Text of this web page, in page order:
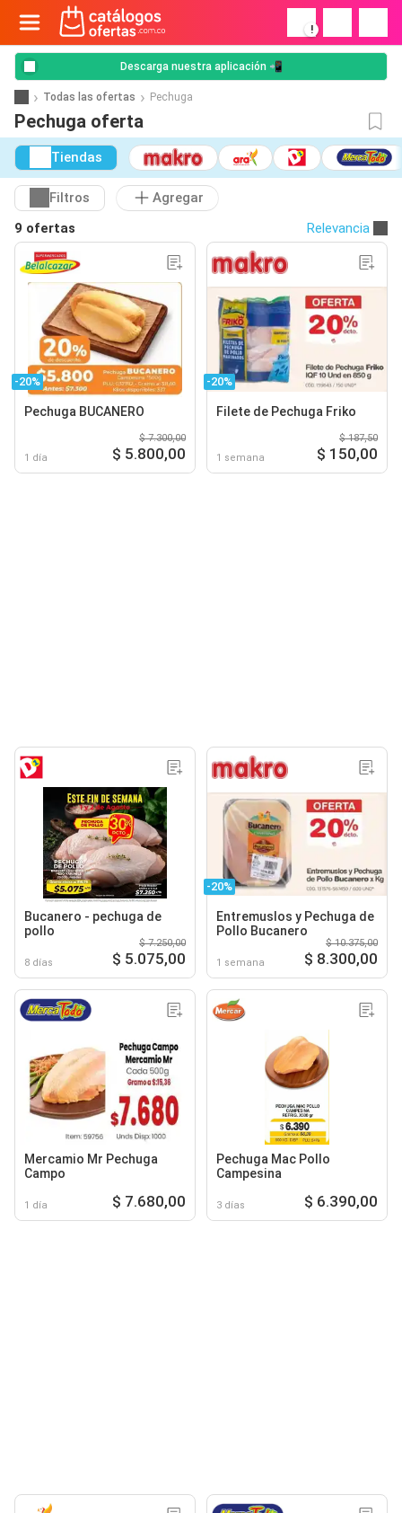
!
Descarga nuestra aplicación 📲
Todas las ofertas Pechuga
Pechuga oferta
Tiendas
Filtros
Agregar
9 ofertas
Relevancia
-20%
Pechuga BUCANERO
1 día
$ 7.300,00
$ 5.800,00
-20%
Filete de Pechuga Friko
1 semana
$ 187,50
$ 150,00
Bucanero - pechuga de
pollo
8 días
$ 7.250,00
$ 5.075,00
-20%
Entremuslos y Pechuga de
Pollo Bucanero
1 semana
$ 10.375,00
$ 8.300,00
Mercamio Mr Pechuga
Campo
1 día $ 7.680,00
Pechuga Mac Pollo
Campesina
3 días $ 6.390,00